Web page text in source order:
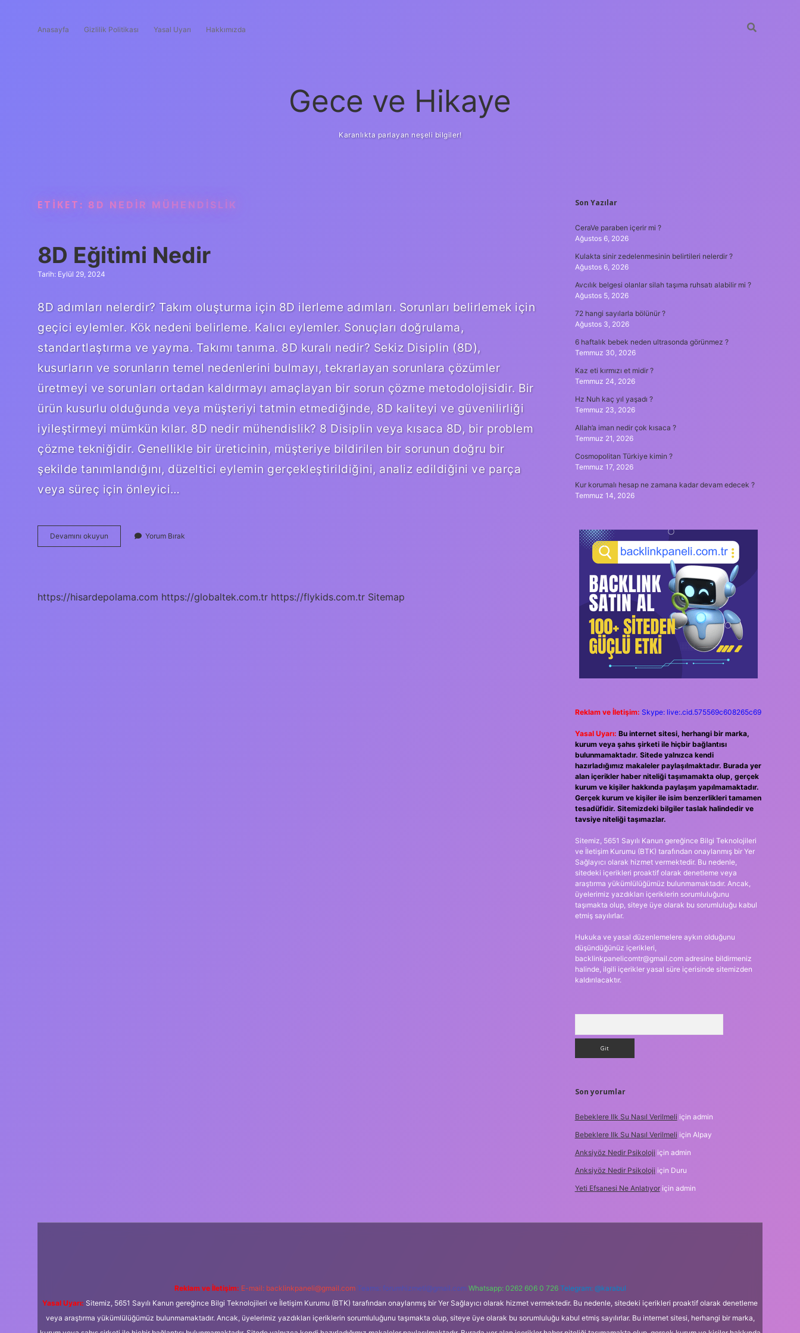
Anasayfa Gizlilik Politikası Yasal Uyarı Hakkımızda
Gece ve Hikaye
Karanlıkta parlayan neşeli bilgiler!
ETIKET: 8D NEDIR MÜHENDISLIK
8D Eğitimi Nedir
Tarih: Eylül 29, 2024
8D adımları nelerdir? Takım oluşturma için 8D ilerleme adımları. Sorunları belirlemek için
geçici eylemler. Kök nedeni belirleme. Kalıcı eylemler. Sonuçları doğrulama,
standartlaştırma ve yayma. Takımı tanıma. 8D kuralı nedir? Sekiz Disiplin (8D),
kusurların ve sorunların temel nedenlerini bulmayı, tekrarlayan sorunlara çözümler
üretmeyi ve sorunları ortadan kaldırmayı amaçlayan bir sorun çözme metodolojisidir. Bir
ürün kusurlu olduğunda veya müşteriyi tatmin etmediğinde, 8D kaliteyi ve güvenilirliği
iyileştirmeyi mümkün kılar. 8D nedir mühendislik? 8 Disiplin veya kısaca 8D, bir problem
çözme tekniğidir. Genellikle bir üreticinin, müşteriye bildirilen bir sorunun doğru bir
şekilde tanımlandığını, düzeltici eylemin gerçekleştirildiğini, analiz edildiğini ve parça
veya süreç için önleyici…
Devamını okuyun
Eğitimi
Yorum Bırak
https://hisardepolama.com https://globaltek.com.tr https://flykids.com.tr Sitemap
SIDEBAR
Son Yazılar
CeraVe paraben içerir mi ?
Ağustos 6, 2026
Kulakta sinir zedelenmesinin belirtileri nelerdir ?
Ağustos 6, 2026
Avcılık belgesi olanlar silah taşıma ruhsatı alabilir mi ?
Ağustos 5, 2026
72 hangi sayılarla bölünür ?
Ağustos 3, 2026
6 haftalık bebek neden ultrasonda görünmez ?
Temmuz 30, 2026
Kaz eti kırmızı et midir ?
Temmuz 24, 2026
Hz Nuh kaç yıl yaşadı ?
Temmuz 23, 2026
Allah’a iman nedir çok kısaca ?
Temmuz 21, 2026
Cosmopolitan Türkiye kimin ?
Temmuz 17, 2026
Kur korumalı hesap ne zamana kadar devam edecek ?
Temmuz 14, 2026
Reklam ve İletişim: Skype: live:.cid.575569c608265c69
Yasal Uyarı: Bu internet sitesi, herhangi bir marka,
kurum veya şahıs şirketi ile hiçbir bağlantısı
bulunmamaktadır. Sitede yalnızca kendi
hazırladığımız makaleler paylaşılmaktadır. Burada yer
alan içerikler haber niteliği taşımamakta olup, gerçek
kurum ve kişiler hakkında paylaşım yapılmamaktadır.
Gerçek kurum ve kişiler ile isim benzerlikleri tamamen
tesadüfidir. Sitemizdeki bilgiler taslak halindedir ve
tavsiye niteliği taşımazlar.
Sitemiz, 5651 Sayılı Kanun gereğince Bilgi Teknolojileri
ve İletişim Kurumu (BTK) tarafından onaylanmış bir Yer
Sağlayıcı olarak hizmet vermektedir. Bu nedenle,
sitedeki içerikleri proaktif olarak denetleme veya
araştırma yükümlülüğümüz bulunmamaktadır. Ancak,
üyelerimiz yazdıkları içeriklerin sorumluluğunu
taşımakta olup, siteye üye olarak bu sorumluluğu kabul
etmiş sayılırlar.
Hukuka ve yasal düzenlemelere aykırı olduğunu
düşündüğünüz içerikleri,
backlinkpanelicomtr@gmail.comadresine bildirmeniz
halinde, ilgili içerikler yasal süre içerisinde sitemizden
kaldırılacaktır.
Son yorumlar
Bebeklere Ilk Su Nasıl Verilmeli için admin
Bebeklere Ilk Su Nasıl Verilmeli için Alpay
Anksiyöz Nedir Psikoloji için admin
Anksiyöz Nedir Psikoloji için Duru
Yeti Efsanesi Ne Anlatıyoriçin admin
Reklam ve İletişim: E-mail: backlinkpaneli@gmail.com Teams: forumhizmeti@gmail.com Whatsapp: 0262 606 0 726 Telegram: @karabul
Yasal Uyarı: Sitemiz, 5651 Sayılı Kanun gereğince Bilgi Teknolojileri ve İletişim Kurumu (BTK) tarafından onaylanmış bir Yer Sağlayıcı olarak hizmet vermektedir. Bu nedenle, sitedeki içerikleri proaktif olarak denetleme
veya araştırma yükümlülüğümüz bulunmamaktadır. Ancak, üyelerimiz yazdıkları içeriklerin sorumluluğunu taşımakta olup, siteye üye olarak bu sorumluluğu kabul etmiş sayılırlar. Bu internet sitesi, herhangi bir marka,